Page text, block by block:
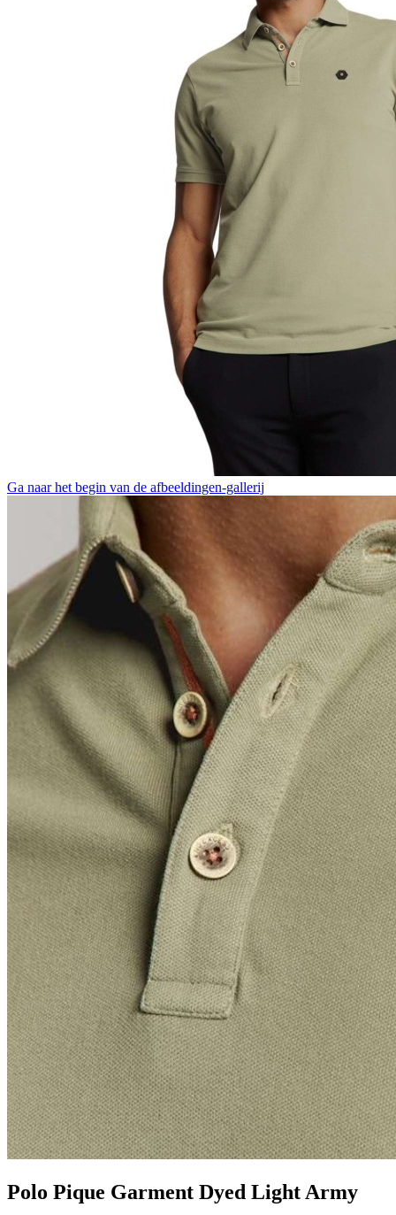
Ga naar het begin van de afbeeldingen-gallerij
Polo Pique Garment Dyed Light Army